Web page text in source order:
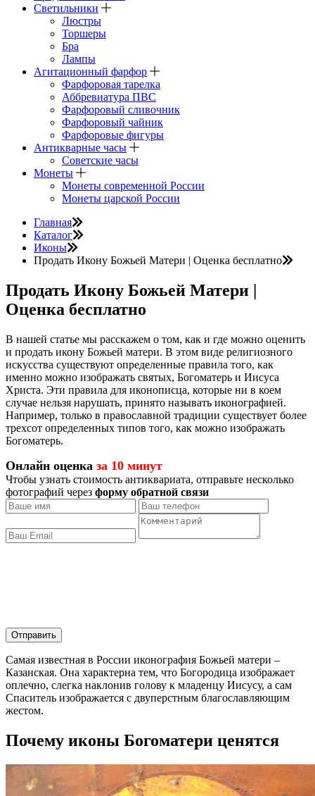
Светильники
Люстры
Торшеры
Бра
Лампы
Агитационный фарфор
Фарфоровая тарелка
Аббревиатура ПВС
Фарфоровый сливочник
Фарфоровый чайник
Фарфоровые фигуры
Антикварные часы
Советские часы
Монеты
Монеты современной России
Монеты царской России
Главная
Каталог
Иконы
Продать Икону Божьей Матери | Оценка бесплатно
Продать Икону Божьей Матери |
Оценка бесплатно
В нашей статье мы расскажем о том, как и где можно оценить
и продать икону Божьей матери. В этом виде религиозного
искусства существуют определенные правила того, как
именно можно изображать святых, Богоматерь и Иисуса
Христа. Эти правила для иконописца, которые ни в коем
случае нельзя нарушать, принято называть иконографией.
Например, только в православной традиции существует более
трехсот определенных типов того, как можно изображать
Богоматерь.
Онлайн оценка за 10 минут
Чтобы узнать стоимость антиквариата, отправьте несколько
фотографий через форму обратной связи
Отправить
Самая известная в России иконография Божьей матери –
Казанская. Она характерна тем, что Богородица изображает
оплечно, слегка наклонив голову к младенцу Иисусу, а сам
Спаситель изображается с двуперстным благославляющим
жестом.
Почему иконы Богоматери ценятся